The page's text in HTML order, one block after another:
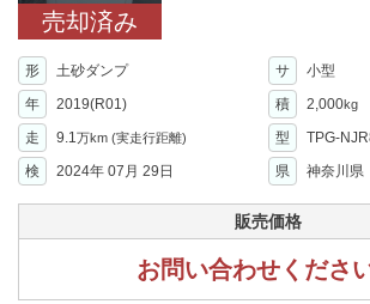
売却済み
形 土砂ダンプ サ
小型
年
2019(R01) 積 2,000kg
走 9.1万km (実走行距離) 型
TPG-
検
2024年 07月 29日 県 神奈川県
販売価格
お問い合わせください